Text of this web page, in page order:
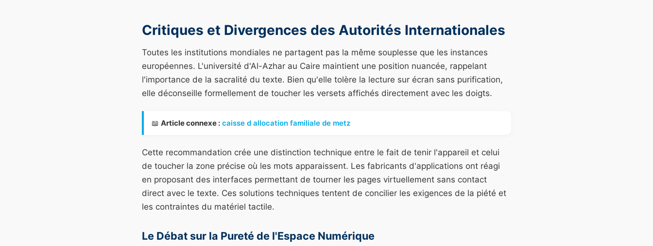
Critiques et Divergences des Autorités Internationales
Toutes les institutions mondiales ne partagent pas la même souplesse que les instances
européennes. L'université d'Al-Azhar au Caire maintient une position nuancée, rappelant
l'importance de la sacralité du texte. Bien qu'elle tolère la lecture sur écran sans purification,
elle déconseille formellement de toucher les versets affichés directement avec les doigts.
📖 Article connexe : caisse d allocation familiale de metz
Cette recommandation crée une distinction technique entre le fait de tenir l'appareil et celui
de toucher la zone précise où les mots apparaissent. Les fabricants d'applications ont réagi
en proposant des interfaces permettant de tourner les pages virtuellement sans contact
direct avec le texte. Ces solutions techniques tentent de concilier les exigences de la piété et
les contraintes du matériel tactile.
Le Débat sur la Pureté de l'Espace Numérique